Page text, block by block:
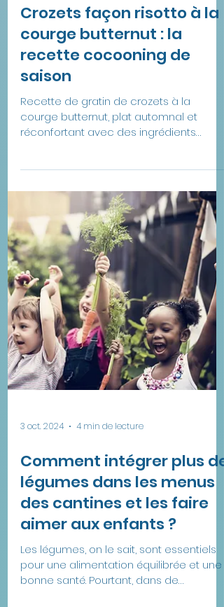
18 oct. 2024 2 min de lecture
Crozets façon risotto à la
courge butternut : la
recette cocooning de
courge butternut, plat automnal et
réconfortant avec des ingrédients
locaux, de saison !
3 oct. 2024 4 min de lecture
Comment intégrer plus de
légumes dans les menus